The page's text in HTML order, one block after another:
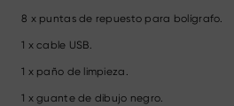
8 x puntas de repuesto para bolígrafo.
1 x cable USB.
1 x paño de limpieza.
1 x guante de dibujo negro.